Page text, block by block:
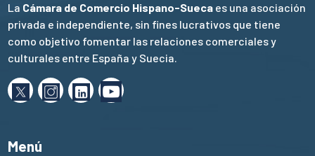
La Cámara de Comercio Hispano-Sueca es una asociación
privada e independiente, sin fines lucrativos que tiene
como objetivo fomentar las relaciones comerciales y
culturales entre España y Suecia.
Menú